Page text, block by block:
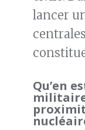
lancer
Qu’en